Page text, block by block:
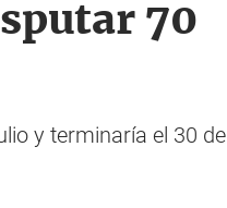
70
y terminaría el 30 de